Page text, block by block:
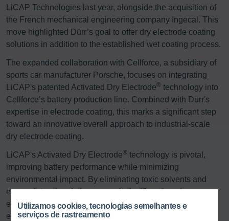
Utilizamos cookies, tecnologias semelhantes e
serviços de rastreamento
LiCAP Technologies last year, alongside the acquisition of
the French mechanical engineering company Ingecal. This
move highlighted Dürr’s goal to offer dry electrode coating
solutions in addition to the established wet coating process.
The expanded collaboration with Cellforce, a subsidiary of
sports car manufacturer Porsche, focuses on integrating
LiCAP's patented Activated Dry Electrode® technology into
Cellforce’s battery production line. Combined with Dürr's
expertise in electrode coating, this marks a significant step
toward an innovative overall approach to industrial-scale
dry electrode coating.
LiCAP's Activated Dry Electrode® technology is pivotal,
improving battery performance while minimizing
environmental impact. By eliminating toxic solvents and
energy-intensive drying ovens, it significantly reduces
energy consumption, shortens process times, and CO
emissions by roughly one ton per 10 kilowatt hours of